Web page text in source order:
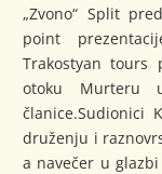
„Zvono“ Split
point
Trakostyan tours
otoku Murteru
članice.Sudionici
druženju i
a navečer u